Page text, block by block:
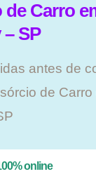
Carro
SP
antes de
de Carro
online